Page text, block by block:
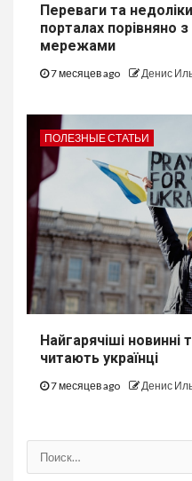
Переваги та
порталах порівняно
мережами
7 месяцев ago Денис
ПОЛЕЗНЫЕ СТАТЬИ
Найгарячіші
читають українці
7 месяцев ago Денис
Найти: